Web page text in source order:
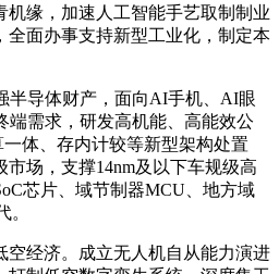
机缘，加速人工智能手艺取制制业
全面办事支持新型工业化，制定本
导体财产，面向AI手机、AI眼
端需求，研发高机能、高能效公
体、存内计较等新型架构处置
场，支撑14nm及以下车规级高
芯片、域节制器MCU、地方域
。
经济。成立无人机自从能力演进